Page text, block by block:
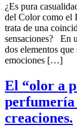
¿Es pura
del Color como el
trata de una
sensaciones? En
dos elementos
emociones […]
El “olor a
perfumería
creaciones.